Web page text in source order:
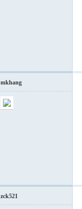
mkhang
zck521